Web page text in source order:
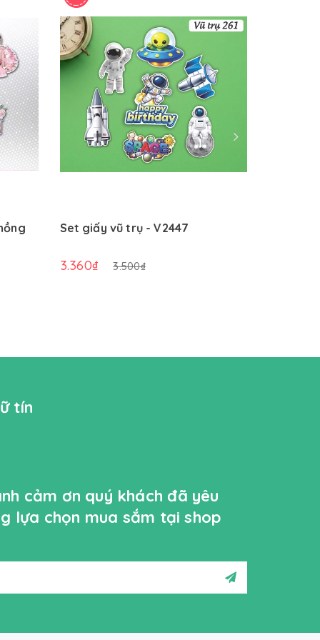
Set giấy vũ trụ - V2447
3.360₫ 3.500₫
tín
cảm ơn quý khách đã yêu
lựa chọn mua sắm tại shop